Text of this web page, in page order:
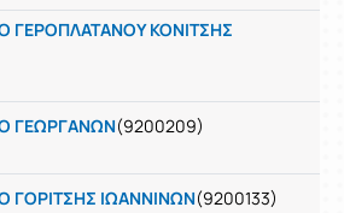
ΓΕΡΟΠΛΑΤΑΝΟΥ ΚΟΝΙΤΣΗΣ
ΓΕΩΡΓΑΝΩΝ(9200209)
ΓΟΡΙΤΣΗΣ ΙΩΑΝΝΙΝΩΝ(9200133)